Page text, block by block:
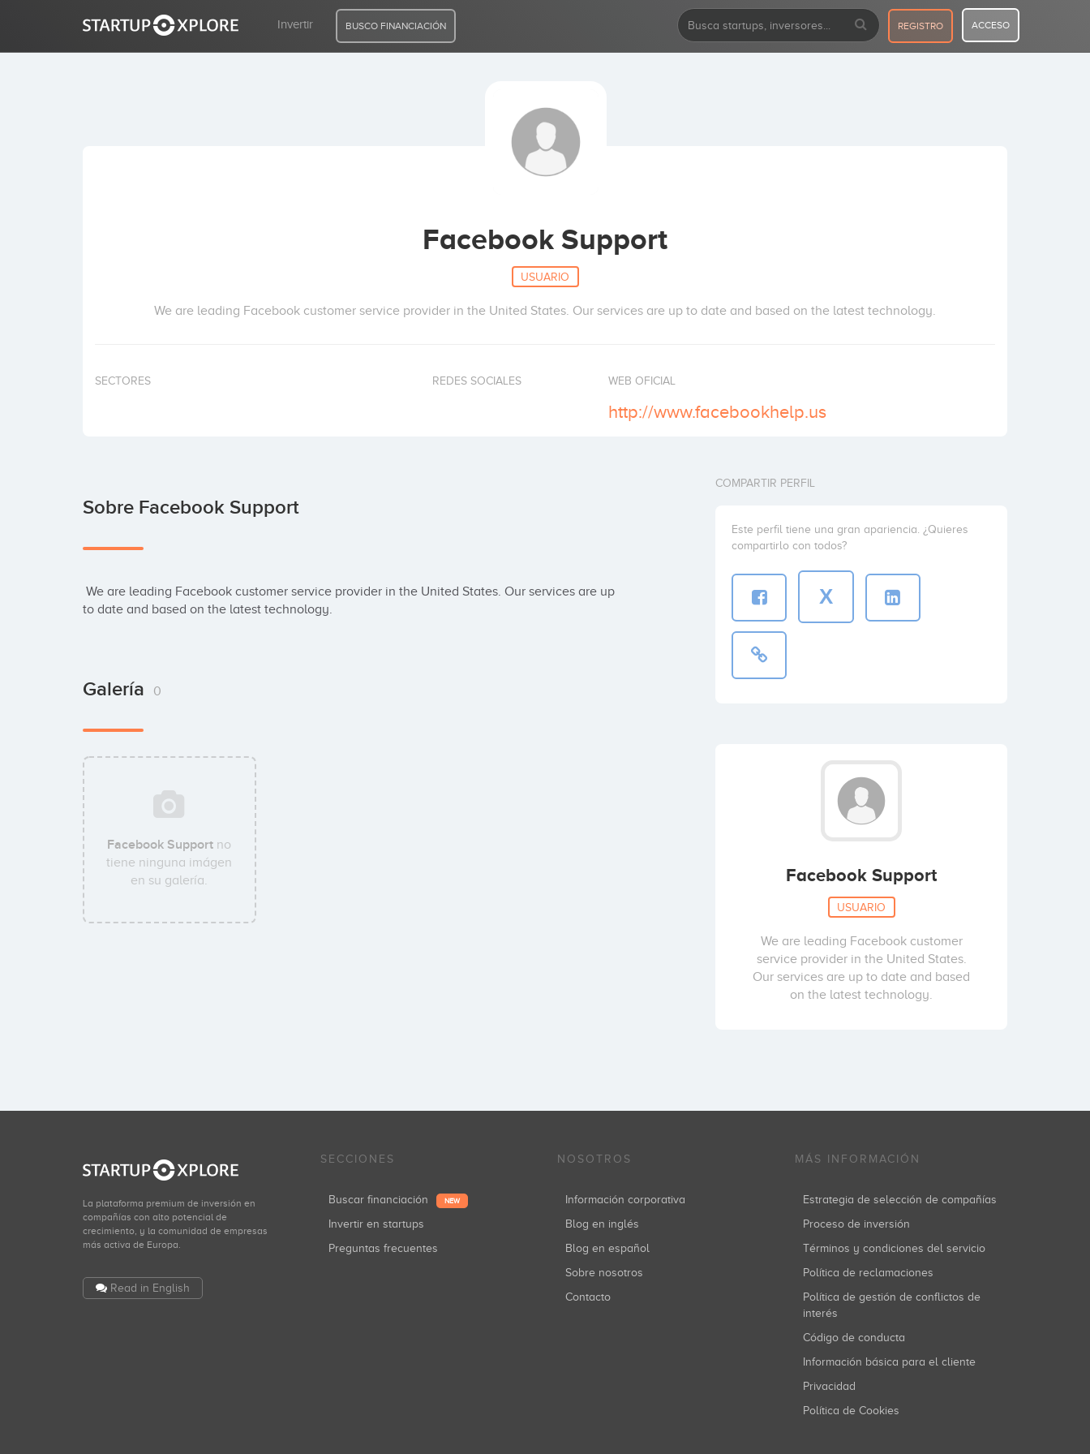
Invertir BUSCO FINANCIACIÓN REGISTRO ACCESO
Facebook Support
USUARIO
We are leading Facebook customer service provider in the United States. Our services are up to date and based on the latest technology.
SECTORES REDES SOCIALES WEB OFICIAL
http://www.facebookhelp.us
Sobre Facebook Support
to date and based on the latest technology.
Galería 0
Facebook Support no
tiene ninguna imágen
en su galería.
COMPARTIR PERFIL
Este perfil tiene una gran apariencia. ¿Quieres
compartirlo con todos?
X
Facebook Support
USUARIO
We are leading Facebook customer
service provider in the United States.
Our services are up to date and based
on the latest technology.
La plataforma premium de inversión en
compañías con alto potencial de
crecimiento, y la comunidad de empresas
más activa de Europa.
Read in English
SECCIONES
Buscar financiación NEW
Invertir en startups
Preguntas frecuentes
NOSOTROS
Información corporativa
Blog en inglés
Blog en español
Sobre nosotros
Contacto
MÁS INFORMACIÓN
Estrategia de selección de compañías
Proceso de inversión
Términos y condiciones del servicio
Política de reclamaciones
Política de gestión de conflictos de
interés
Código de conducta
Información básica para el cliente
Privacidad
Política de Cookies